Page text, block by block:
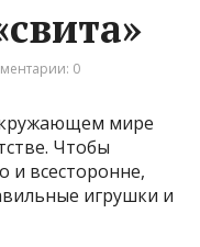
0
мире
Чтобы
и всесторонне,
игрушки и